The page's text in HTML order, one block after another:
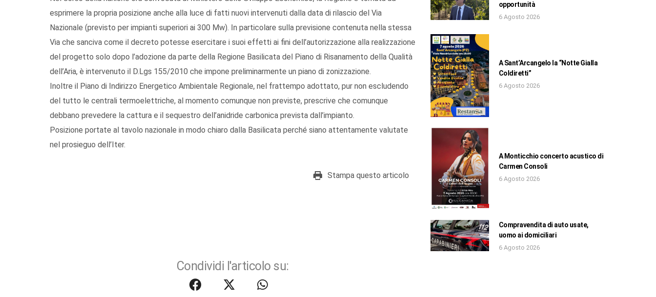
esprimere la propria posizione anche alla luce di fatti nuovi intervenuti dalla data di rilascio del Via
Nazionale (previsto per impianti superiori ai 300 Mw). In particolare sulla previsione contenuta nella stessa
Via che sanciva come il decreto potesse esercitare i suoi effetti ai fini dell’autorizzazione alla realizzazione
del progetto solo dopo l’adozione da parte della Regione Basilicata del Piano di Risanamento della Qualità
dell’Aria, è intervenuto il D.Lgs 155/2010 che impone preliminarmente un piano di zonizzazione.
Inoltre il Piano di Indirizzo Energetico Ambientale Regionale, nel frattempo adottato, pur non escludendo
del tutto le centrali termoelettriche, al momento comunque non previste, prescrive che comunque
debbano prevedere la cattura e il sequestro dell’anidride carbonica prevista dall’impianto.
Posizione portate al tavolo nazionale in modo chiaro dalla Basilicata perché siano attentamente valutate
nel prosieguo dell’Iter.
Stampa questo articolo
Condividi l'articolo su:
opportunità
6 Agosto 2026
A Sant’Arcangelo la “Notte Gialla
Coldiretti”
6 Agosto 2026
A Monticchio concerto acustico di
Carmen Consoli
6 Agosto 2026
Compravendita di auto usate,
uomo ai domiciliari
6 Agosto 2026